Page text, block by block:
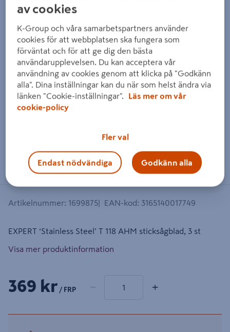
Dra på bilden för att zooma in
Artikelnummer: 1699875 EAN-kod: 3165140017749
EXPERT ‘Stainless Steel’ T 118 AHM sticksågblad, 3 st
Visa mer produktinformation
369 kr / FRP − +
av cookies
K-Group och våra samarbetspartners använder
cookies för att webbplatsen ska fungera som
förväntat och för att ge dig den bästa
användarupplevelsen. Du kan acceptera vår
användning av cookies genom att klicka på "Godkänn
alla". Dina inställningar kan du när som helst ändra via
länken "Cookie-inställningar".
Läs mer om vår
cookie-policy
Fler val
Endast nödvändiga Godkänn alla